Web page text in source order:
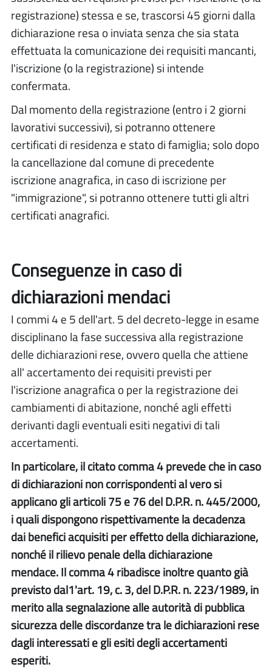
registrazione) stessa e se, trascorsi 45 giorni dalla
dichiarazione resa o inviata senza che sia stata
effettuata la comunicazione dei requisiti mancanti,
l'iscrizione (o la registrazione) si intende
confermata.
Dal momento della registrazione (entro i 2 giorni
lavorativi successivi), si potranno ottenere
certificati di residenza e stato di famiglia; solo dopo
la cancellazione dal comune di precedente
iscrizione anagrafica, in caso di iscrizione per
"immigrazione", si potranno ottenere tutti gli altri
certificati anagrafici.
Conseguenze in caso di
dichiarazioni mendaci
I commi 4 e 5 dell'art. 5 del decreto-legge in esame
disciplinano la fase successiva alla registrazione
delle dichiarazioni rese, ovvero quella che attiene
all' accertamento dei requisiti previsti per
l'iscrizione anagrafica o per la registrazione dei
cambiamenti di abitazione, nonché agli effetti
derivanti dagli eventuali esiti negativi di tali
accertamenti.
In particolare, il citato comma 4 prevede che in caso
di dichiarazioni non corrispondenti al vero si
applicano gli articoli 75 e 76 del D.P.R. n. 445/2000,
i quali dispongono rispettivamente la decadenza
dai benefici acquisiti per effetto della dichiarazione,
nonché il rilievo penale della dichiarazione
mendace. Il comma 4 ribadisce inoltre quanto già
previsto dal1'art. 19, c. 3, del D.P.R. n. 223/1989, in
merito alla segnalazione alle autorità di pubblica
sicurezza delle discordanze tra le dichiarazioni rese
dagli interessati e gli esiti degli accertamenti
esperiti.